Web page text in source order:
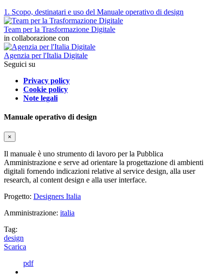
1. Scopo, destinatari e uso del Manuale operativo di design
Team per la Trasformazione Digitale
in collaborazione con
Agenzia per l'Italia Digitale
Seguici su
Privacy policy
Cookie policy
Note legali
Manuale operativo di design
×
Il manuale è uno strumento di lavoro per la Pubblica
Amministrazione e serve ad orientare la progettazione di ambienti
digitali fornendo indicazioni relative al service design, alla user
research, al content design e alla user interface.
Progetto: Designers Italia
Amministrazione: italia
Tag:
design
Scarica
pdf